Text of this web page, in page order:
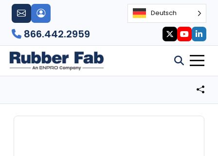
Deutsch
866.442.2959